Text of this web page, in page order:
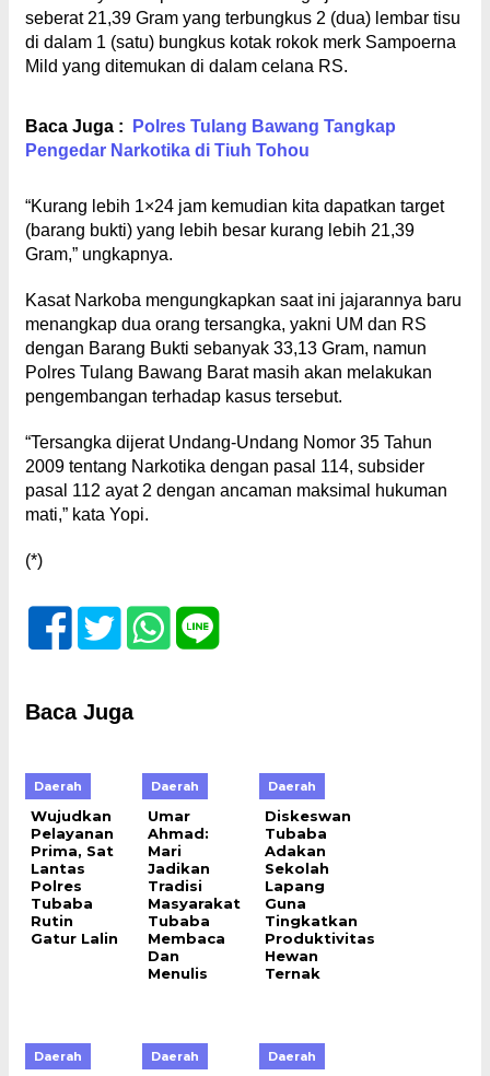
seberat 21,39 Gram yang terbungkus 2 (dua) lembar tisu
di dalam 1 (satu) bungkus kotak rokok merk Sampoerna
Mild yang ditemukan di dalam celana RS.
Baca Juga :
Polres Tulang Bawang Tangkap
Pengedar Narkotika di Tiuh Tohou
“Kurang lebih 1×24 jam kemudian kita dapatkan target
(barang bukti) yang lebih besar kurang lebih 21,39
Gram,” ungkapnya.
Kasat Narkoba mengungkapkan saat ini jajarannya baru
menangkap dua orang tersangka, yakni UM dan RS
dengan Barang Bukti sebanyak 33,13 Gram, namun
Polres Tulang Bawang Barat masih akan melakukan
pengembangan terhadap kasus tersebut.
“Tersangka dijerat Undang-Undang Nomor 35 Tahun
2009 tentang Narkotika dengan pasal 114, subsider
pasal 112 ayat 2 dengan ancaman maksimal hukuman
mati,” kata Yopi.
(*)
Baca Juga
Daerah
Wujudkan
Pelayanan
Prima, Sat
Lantas
Polres
Tubaba
Rutin
Gatur Lalin
Daerah
Umar
Ahmad:
Mari
Jadikan
Tradisi
Masyarakat
Tubaba
Membaca
Dan
Menulis
Daerah
Diskeswan
Tubaba
Adakan
Sekolah
Lapang
Guna
Tingkatkan
Produktivitas
Hewan
Ternak
Daerah Daerah Daerah